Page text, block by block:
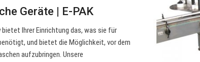
Geräte | E-PAK
Ihrer Einrichtung das, was sie für
und bietet die Möglichkeit, vor dem
aufzubringen. Unsere